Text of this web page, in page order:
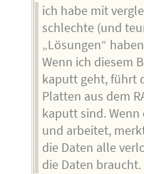
ich habe mit
schlechte (und
„Lösungen“
Wenn ich diesem
kaputt geht, führt
Platten aus dem
kaputt sind.
und arbeitet,
die Daten alle
die Daten braucht.